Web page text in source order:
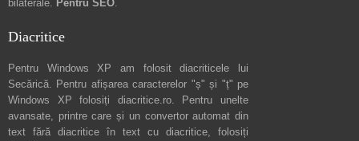
bilaterale. Pentru SEO.
Diacritice
Pentru Windows XP am folosit diacriticele lui
Secărică. Pentru afișarea caracterelor "ș" și "ț" pe
Windows XP folosiți diacritice.ro. Pentru unelte
avansate, printre care și un convertor automat din
text fără diacritice în text cu diacritice, folosiți